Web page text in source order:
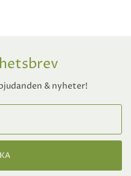
& nyheter!